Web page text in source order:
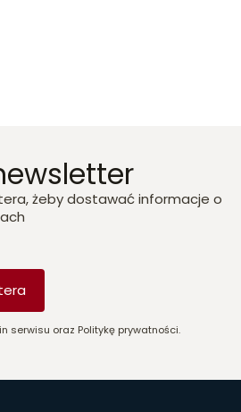
żeby dostawać informacje o
serwisu oraz Politykę prywatności.